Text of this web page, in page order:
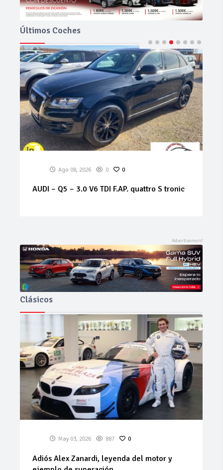
Últimos Coches
Ago 08, 2026 0 0
AUDI – Q5 – 3.0 V6 TDI F.AP. quattro S tronic
Clásicos
May 03, 2026 887 0
Adiós Alex Zanardi, leyenda del motor y